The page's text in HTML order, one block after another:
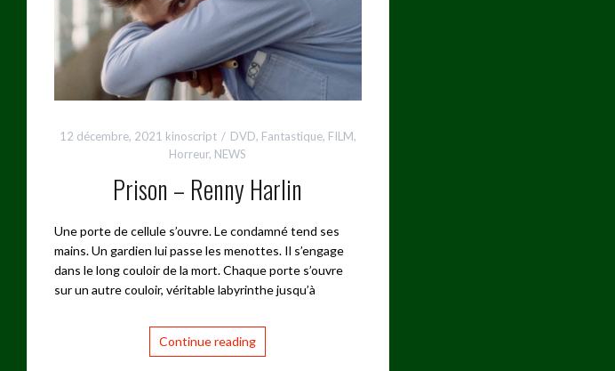
12 décembre, 2021 kinoscript DVD, Fantastique, FILM,
Horreur, NEWS
Prison – Renny Harlin
Une porte de cellule s’ouvre. Le condamné tend ses
mains. Un gardien lui passe les menottes. Il s’engage
dans le long couloir de la mort. Chaque porte s’ouvre
sur un autre couloir, véritable labyrinthe jusqu’à
Continue reading